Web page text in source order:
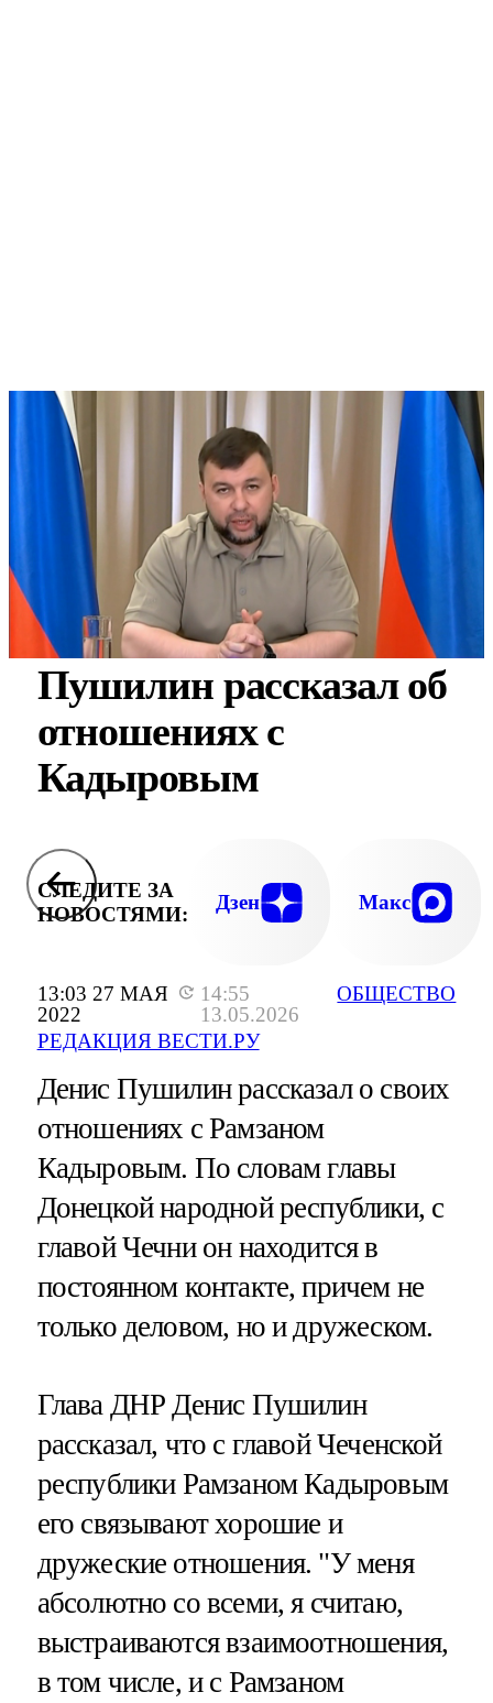
13:03 27 МАЯ
2022
14:55
13.05.2026
РЕДАКЦИЯ ВЕСТИ.РУ
ОБЩЕСТВО
Пушилин рассказал об
отношениях с
Кадыровым
СЛЕДИТЕ ЗА
НОВОСТЯМИ:
Дзен Макс
Денис Пушилин рассказал о своих
отношениях с Рамзаном
Кадыровым. По словам главы
Донецкой народной республики, с
главой Чечни он находится в
постоянном контакте, причем не
только деловом, но и дружеском.
Глава ДНР Денис Пушилин
рассказал, что с главой Чеченской
республики Рамзаном Кадыровым
его связывают хорошие и
дружеские отношения. "У меня
абсолютно со всеми, я считаю,
выстраиваются взаимоотношения,
в том числе, и с Рамзаном